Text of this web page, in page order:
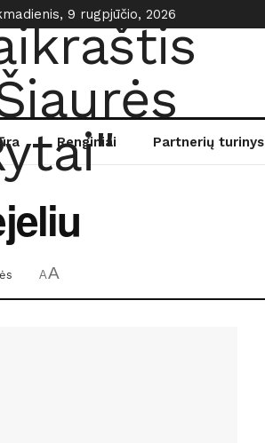
9 rugpjūčio, 2026
Renginiai Partnerių turinys
AA